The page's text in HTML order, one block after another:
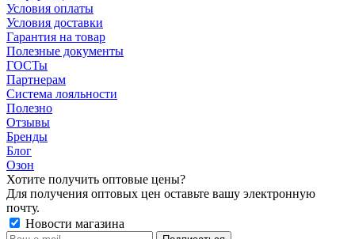
Условия оплаты
Условия доставки
Гарантия на товар
Полезные документы
ГОСТы
Партнерам
Система лояльности
Полезно
Отзывы
Бренды
Блог
Озон
Хотите получить оптовые цены?
Для получения оптовых цен оставьте вашу электронную
почту.
Новости магазина